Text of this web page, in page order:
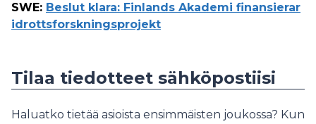
SWE: Beslut klara: Finlands Akademi finansierar
idrottsforskningsprojekt
Tilaa tiedotteet sähköpostiisi
Haluatko tietää asioista ensimmäisten joukossa? Kun